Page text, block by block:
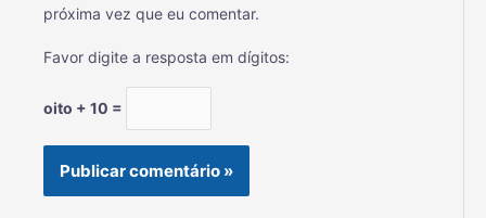
próxima vez que eu comentar.
Favor digite a resposta em dígitos:
oito + 10 =